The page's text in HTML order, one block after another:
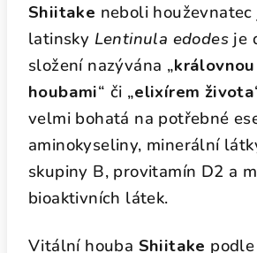
Shiitake neboli
latinsky Lentinula edodes je
složení nazývána „královnou
houbami“ či „elixírem života
velmi bohatá na potřebné
aminokyseliny, minerální
skupiny B, provitamín D2 a
bioaktivních látek.
Vitální houba Shiitake